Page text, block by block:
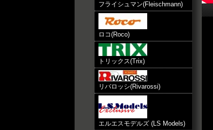
フライシュマン(Fleischmann)
ロコ(Roco)
トリックス(Trix)
リバロッシ(Rivarossi)
エルエスモデルズ (LS Models)